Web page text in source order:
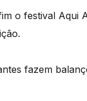
o festival Aqui
fazem